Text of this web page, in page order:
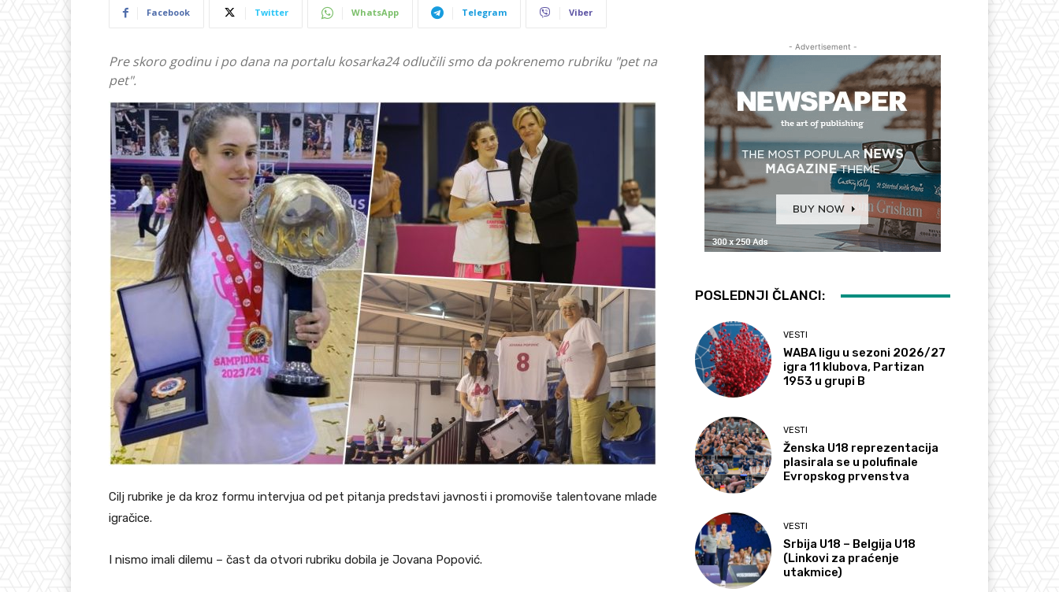
Facebook Twitter WhatsApp Telegram Viber
Pre skoro godinu i po dana na portalu kosarka24 odlučili smo da pokrenemo rubriku "pet na
pet".
Cilj rubrike je da kroz formu intervjua od pet pitanja predstavi javnosti i promoviše talentovane mlade
igračice.
I nismo imali dilemu – čast da otvori rubriku dobila je Jovana Popović.
- Advertisement -
POSLEDNJI ČLANCI:
VESTI
WABA ligu u sezoni 2026/27
igra 11 klubova, Partizan
1953 u grupi B
VESTI
Ženska U18 reprezentacija
plasirala se u polufinale
Evropskog prvenstva
VESTI
Srbija U18 – Belgija U18
(Linkovi za praćenje
utakmice)